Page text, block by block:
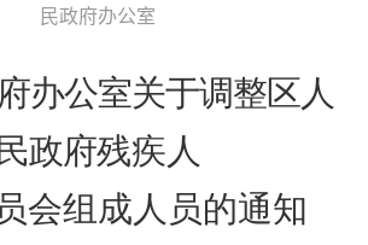
民政府办公室
办公室关于调整区人
民政府残疾人
会组成人员的通知